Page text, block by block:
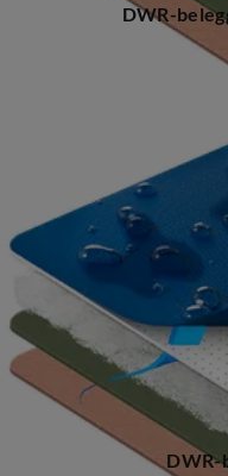
DWR-
DWR-